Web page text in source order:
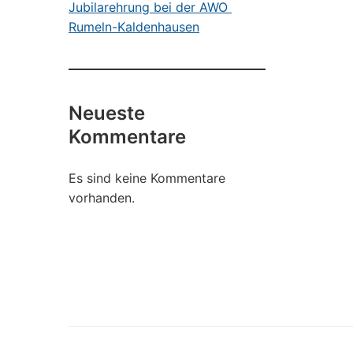
Jubilarehrung bei der AWO
Rumeln-Kaldenhausen
Neueste
Kommentare
Es sind keine Kommentare
vorhanden.